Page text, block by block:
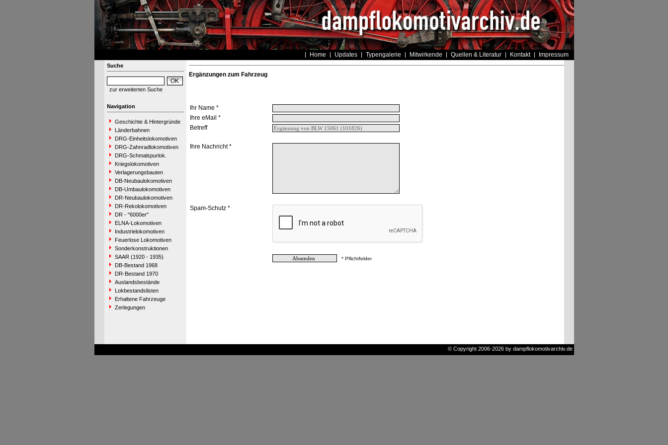
Home Updates Typengalerie Mitwirkende Quellen & Literatur Kontakt Impressum
Suche
zur erweiterten Suche
Navigation
Geschichte & Hintergründe
Länderbahnen
DRG-Einheitslokomotiven
DRG-Zahnradlokomotiven
DRG-Schmalspurlok.
Kriegslokomotiven
Verlagerungsbauten
DB-Neubaulokomotiven
DB-Umbaulokomotiven
DR-Neubaulokomotiven
DR-Rekolokomotiven
DR - "6000er"
ELNA-Lokomotiven
Industrielokomotiven
Feuerlose Lokomotiven
Sonderkonstruktionen
SAAR (1920 - 1935)
DB-Bestand 1968
DR-Bestand 1970
Auslandsbestände
Lokbestandslisten
Erhaltene Fahrzeuge
Zerlegungen
Ergänzungen zum Fahrzeug
Ihr Name *
Ihre eMail *
Betreff
Ihre Nachricht *
Spam-Schutz *
* Pflichtfelder
© Copyright 2006-2026 by dampflokomotivarchiv.de